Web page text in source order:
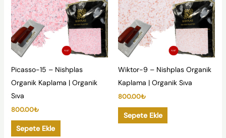
Picasso-15 – Nishplas
Organik Kaplama | Organik
Sıva
800.00₺
Sepete Ekle
Wiktor-9 – Nishplas Organik
Kaplama | Organik Sıva
800.00₺
Sepete Ekle